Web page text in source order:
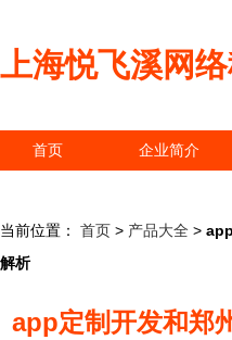
上海悦飞溪网
首页 企业简介
当前位置： 首页 > 产品大全 >
解析
app定制开发和郑